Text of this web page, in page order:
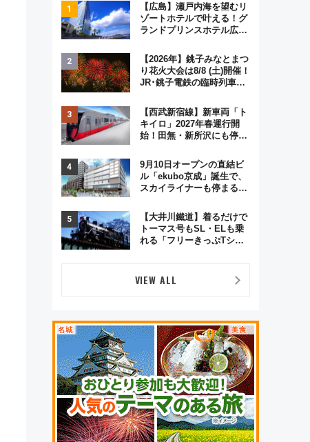
【広島】瀬戸内海を望むリ
ゾートホテルで叶える！グ
ランドプリンスホテル広島
ジュアルパーティープラン
【2026年】銚子みなとまつ
り花火大会は8/8 (土)開催！
JR･銚子電鉄の臨時列車や
く8,000発の大迫力＆屋台
を満喫
【西武新宿線】新車両「ト
キイロ」2027年春運行開
始！田無・新所沢にも停
弾」も
9月10日オープンの直結ビ
ル「ekubo京成」誕生で、
スカイライナーも停まる巨
変わる？ 全テナント情報も
公開！
【大井川鐵道】着るだけで
トーマス号もSL・ELも乗
れる「フリーきっぷTシャ
VIEW ALL